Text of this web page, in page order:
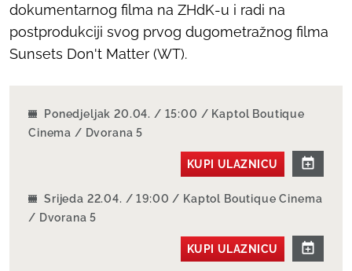
dokumentarnog filma na ZHdK-u i radi na
postprodukciji svog prvog dugometražnog filma
Sunsets Don't Matter (WT).
Ponedjeljak 20.04. / 15:00 / Kaptol Boutique
Cinema / Dvorana 5
KUPI ULAZNICU
Srijeda 22.04. / 19:00 / Kaptol Boutique Cinema
/ Dvorana 5
KUPI ULAZNICU